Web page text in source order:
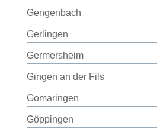
Gengenbach
Gerlingen
Germersheim
Gingen an der Fils
Gomaringen
Göppingen